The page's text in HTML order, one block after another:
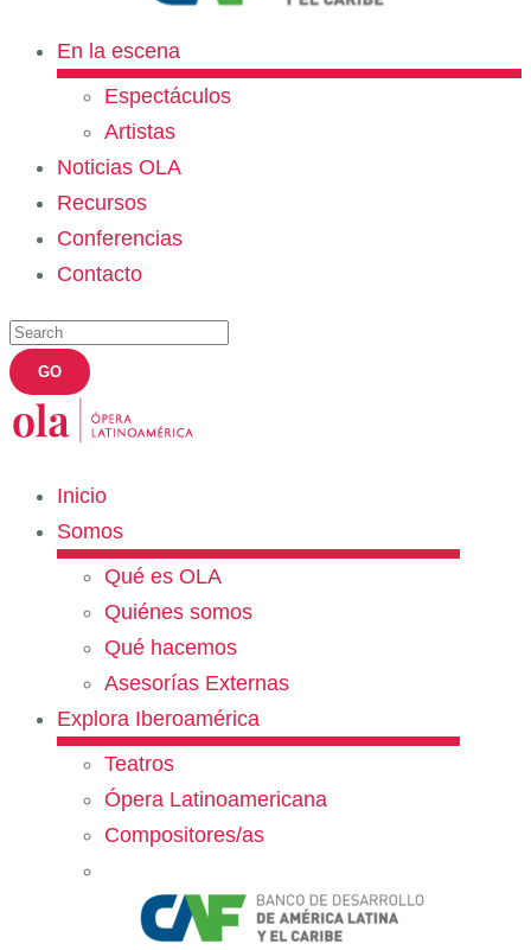
En la escena
Espectáculos
Artistas
Noticias OLA
Recursos
Conferencias
Contacto
Inicio
Somos
Qué es OLA
Quiénes somos
Qué hacemos
Asesorías Externas
Explora Iberoamérica
Teatros
Ópera Latinoamericana
Compositores/as